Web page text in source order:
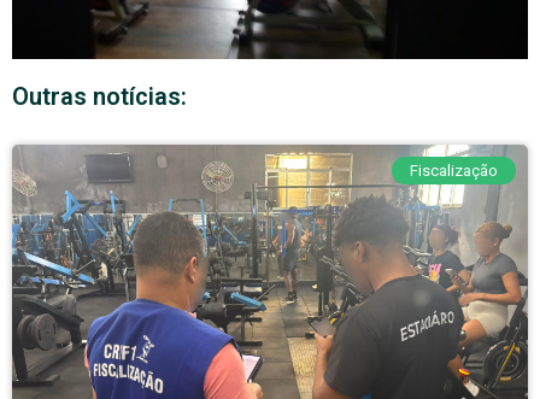
Outras notícias:
Fiscalização